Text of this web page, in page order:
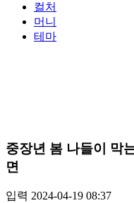
컬처
머니
테마
중장년 봄 나들이 막
면
입력 2024-04-19 08:37